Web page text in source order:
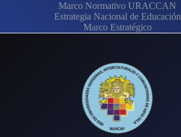
Marco Normativo URACCAN
Estrategia Nacional de Educación
Marco Estratégico